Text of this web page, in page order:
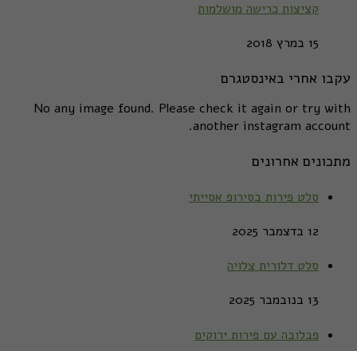
קציצות כרישה מושלמות
15 במרץ 2018
עקבו אחרי באינסטגרם
No any image found. Please check it again or try with
another instagram account.
מתכונים אחרונים
סלט פירות בסירופ אסייתי
12 בדצמבר 2025
סלט דלורית צלויה
13 בנובמבר 2025
פבלובה עם פירות ירוקים